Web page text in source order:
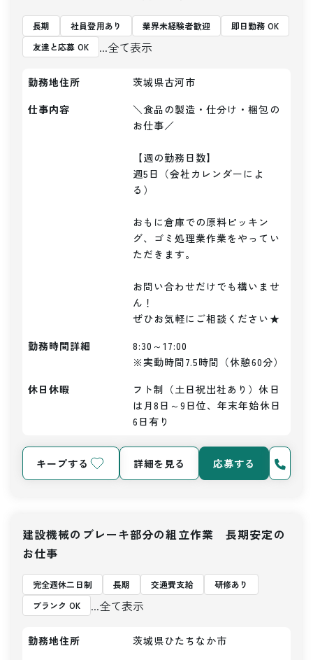
長期 社員登用あり 業界未経験者歓迎
即日勤務 OK
友達と応募 OK
...全て表示
勤務地住所
茨城県古河市
仕事内容
＼食品の製造・仕分け・梱包の
お仕事／
【週の勤務日数】
週5日（会社カレンダーによ
る）
おもに倉庫での原料ピッキン
グ、ゴミ処理業作業をやってい
ただきます。
お問い合わせだけでも構いませ
ん！
ぜひお気軽にご相談ください★
勤務時間詳細
8:30～17:00
※実動時間7.5時間（休憩60分）
休日休暇
フト制（土日祝出社あり）休日
は月8日～9日位、年末年始休日
6日有り
キープする 詳細を見る 応募する
建設機械のブレーキ部分の組立作業 長期安定の
お仕事
完全週休二日制 長期 交通費支給
研修あり
ブランク OK
...全て表示
勤務地住所
茨城県ひたちなか市